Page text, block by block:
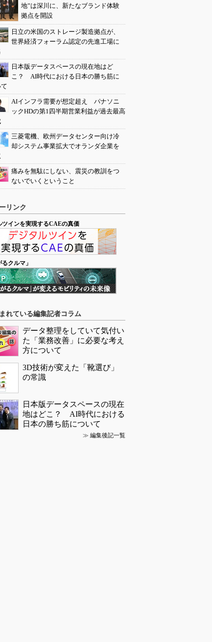
地”は深川に、新たなブランド体験
拠点を開設
日立の米国のストレージ製造拠点が、
世界経済フォーラム認定の先進工場に
日本版データスペースの現在地はど
こ？ AI時代における日本の勝ち筋に
AIインフラ需要が想定超え パナソニ
ックHDの第1四半期営業利益が過去最高
三菱電機、欧州データセンター向け冷
却システム事業拡大でオランダ企業を
痛みを無駄にしない、震災の教訓をつ
ないでいくということ
リンク
ツインを実現するCAEの真価
るクルマ」
れている編集記者コラム
データ整理をしていて気付い
た「業務改善」に必要な考え
方について
3D技術が変えた「靴選び」
の常識
日本版データスペースの現在
地はどこ？ AI時代における
日本の勝ち筋について
≫ 編集後記一覧